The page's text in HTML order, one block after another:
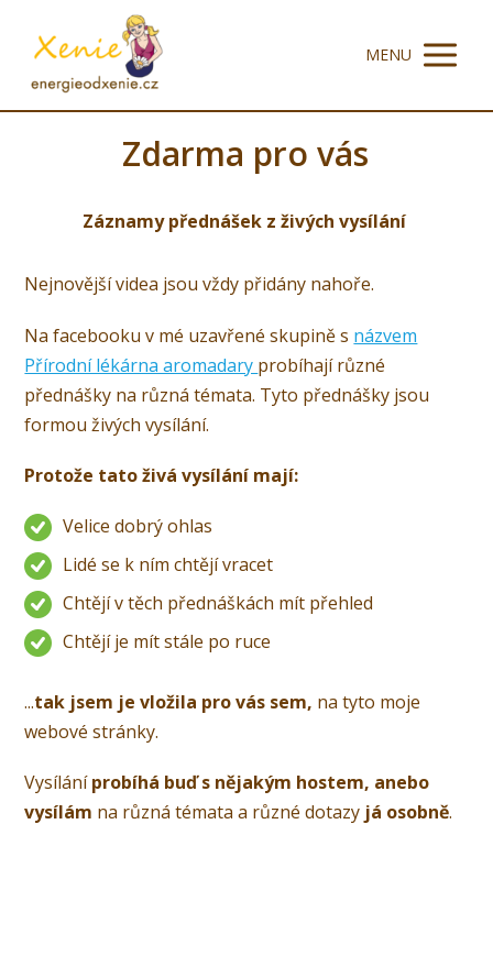
MENU
Zdarma pro vás
Záznamy přednášek z živých vysílání
Nejnovější videa jsou vždy přidány nahoře.
Na facebooku v mé uzavřené skupině s názvem
Přírodní lékárna aromadary probíhají různé
přednášky na různá témata. Tyto přednášky jsou
formou živých vysílání.
Protože tato živá vysílání mají:
Velice dobrý ohlas
Lidé se k ním chtějí vracet
Chtějí v těch přednáškách mít přehled
Chtějí je mít stále po ruce
...tak jsem je vložila pro vás sem, na tyto moje
webové stránky.
Vysíláníprobíhá buď s nějakým hostem, anebo
vysílám na různá témata a různé dotazy já osobně.